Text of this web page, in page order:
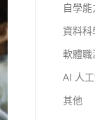
自學能
資料科
軟體職
AI 人
其他